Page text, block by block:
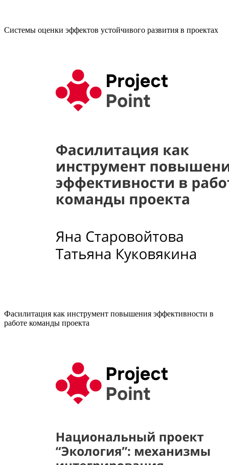
Системы оценки эффектов устойчивого развития в проектах
Фасилитация как инструмент повышения эффективности в
работе команды проекта